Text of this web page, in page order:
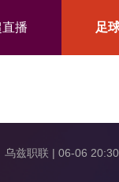
播 足
乌兹职联 | 06-06 20:30